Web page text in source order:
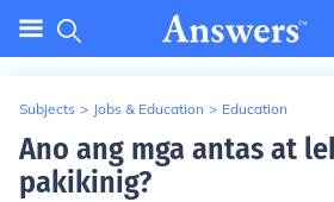
Subjects > Jobs & Education > Education
Ano ang mga antas at
pakikinig?